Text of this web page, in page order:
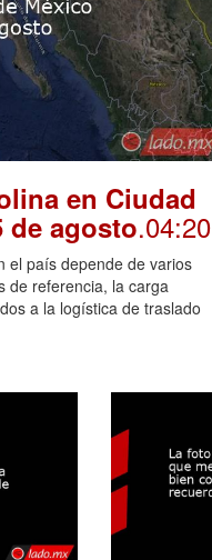
en Ciudad
de agosto.04:20
el país depende de varios
de referencia, la carga
a la logística de traslado